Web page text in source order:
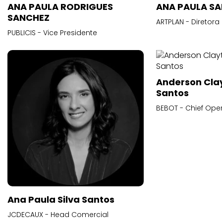
ANA PAULA RODRIGUES
SANCHEZ
PUBLICIS - Vice Presidente
ANA PAULA
ARTPLAN -
Ana Paula Silva Santos
JCDECAUX - Head Comercial
Anderson
Santos
BEBOT - Chief